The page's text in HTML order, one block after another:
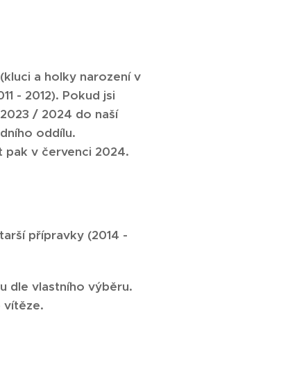
a holky narození v
- 2012). Pokud jsi
/ 2024 do naší
oddílu.
pak v červenci 2024.
přípravky (2014 -
dle vlastního výběru.
vítěze.